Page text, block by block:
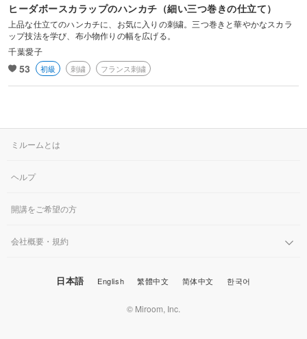
す。
著書に『竹久夢二のクロスステッチ図案帖』。
この講座では、初めての方にもわかりやすく、丁寧に仕上げるコツや
ヒーダボースカラップのハンカチ（細い三つ巻きの仕立て）
上品な仕立てのハンカチに、お気に入りの刺繍。三つ巻きと華やかなスカラ
ップ技法を学び、布小物作りの幅を広げる。
千葉愛子
53 初級 刺繍 フランス刺繍
ミルームとは
ヘルプ
開講をご希望の方
会社概要・規約
日本語 English 繁體中文 简体中文 한국어
© Miroom, Inc.